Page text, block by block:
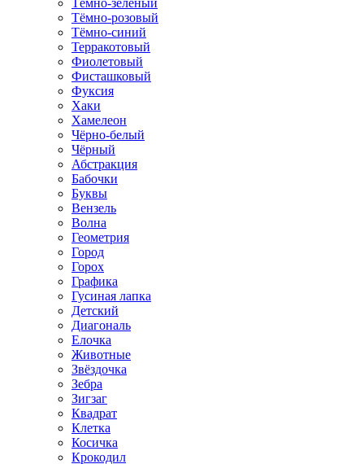
Тёмно-розовый
Тёмно-синий
Терракотовый
Фиолетовый
Фисташковый
Фуксия
Хаки
Хамелеон
Чёрно-белый
Чёрный
Абстракция
Бабочки
Буквы
Вензель
Волна
Геометрия
Город
Горох
Графика
Гусиная лапка
Детский
Диагональ
Елочка
Животные
Звёздочка
Зебра
Зигзаг
Квадрат
Клетка
Косичка
Крокодил